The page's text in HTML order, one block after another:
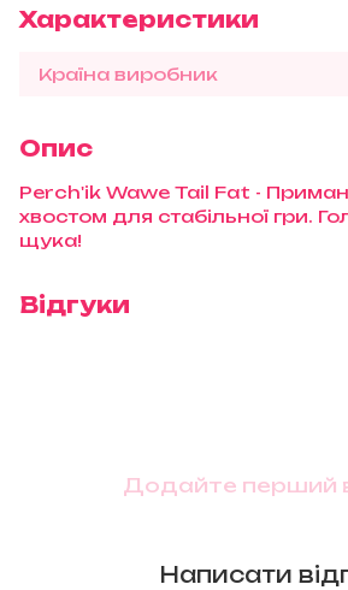
Характеристики
Країна виробник
Опис
Perch'ik Wawe Tail Fat -
хвостом для стабільної гри.
щука!
Відгуки
Додайте перший
Написати